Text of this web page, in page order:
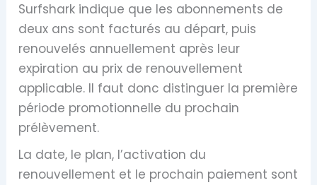
Surfshark indique que les abonnements de
deux ans sont facturés au départ, puis
renouvelés annuellement après leur
expiration au prix de renouvellement
applicable. Il faut donc distinguer la première
période promotionnelle du prochain
prélèvement.
La date, le plan, l’activation du
renouvellement et le prochain paiement sont